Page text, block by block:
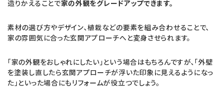
造りかえることで家の外観をグレードアップできます。
素材の選び方やデザイン、植栽などの要素を組み合わせることで、
家の雰囲気に合った玄関アプローチへと変身させられます。
「家の外観をおしゃれにしたい」という場合はもちろんですが、「外壁
を塗装し直したら玄関アプローチが浮いた印象に見えるようになっ
た」といった場合にもリフォームが役立つでしょう。